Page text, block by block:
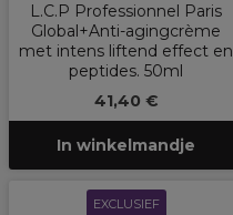
L.C.P Professionnel Paris
Global+Anti-agingcrème
met intens liftend effect en
peptides. 50ml
41,40 €
In winkelmandje
EXCLUSIEF